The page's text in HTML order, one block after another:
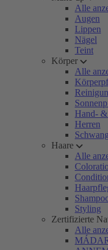
Alle
Augen
Lippen
Nägel
Teint
Körper
Alle
Hand-
Herren
Haare
Alle
Styling
Zertifizierte
Alle